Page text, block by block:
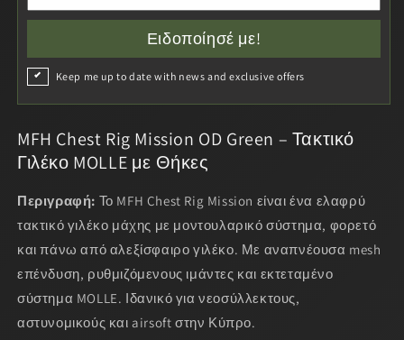
Ειδοποίησέ με!
Keep me up to date with news and exclusive offers
MFH Chest Rig Mission OD Green – Τακτικό
Γιλέκο MOLLE με Θήκες
Περιγραφή: Το MFH Chest Rig Mission είναι ένα ελαφρύ
τακτικό γιλέκο μάχης με μοντουλαρικό σύστημα, φορετό
και πάνω από αλεξίσφαιρο γιλέκο. Με αναπνέουσα mesh
επένδυση, ρυθμιζόμενους ιμάντες και εκτεταμένο
σύστημα MOLLE. Ιδανικό για νεοσύλλεκτους,
αστυνομικούς και airsoft στην Κύπρο.